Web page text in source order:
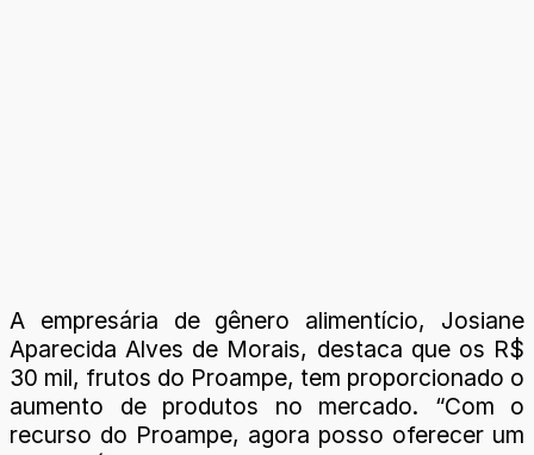
A empresária de gênero alimentício, Josiane
Aparecida Alves de Morais, destaca que os R$
30 mil, frutos do Proampe, tem proporcionado o
aumento de produtos no mercado. “Com o
recurso do Proampe, agora posso oferecer um